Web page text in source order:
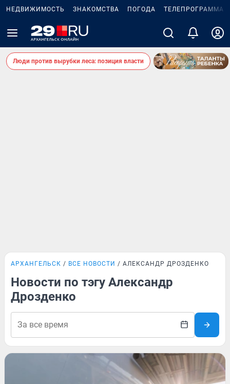
НЕДВИЖИМОСТЬ ЗНАКОМСТВА ПОГОДА ТЕЛЕПРОГРАММА
Люди против вырубки леса: позиция власти
АРХАНГЕЛЬСК ВСЕ НОВОСТИ АЛЕКСАНДР ДРОЗДЕНКО
Новости по тэгу Александр
Дрозденко